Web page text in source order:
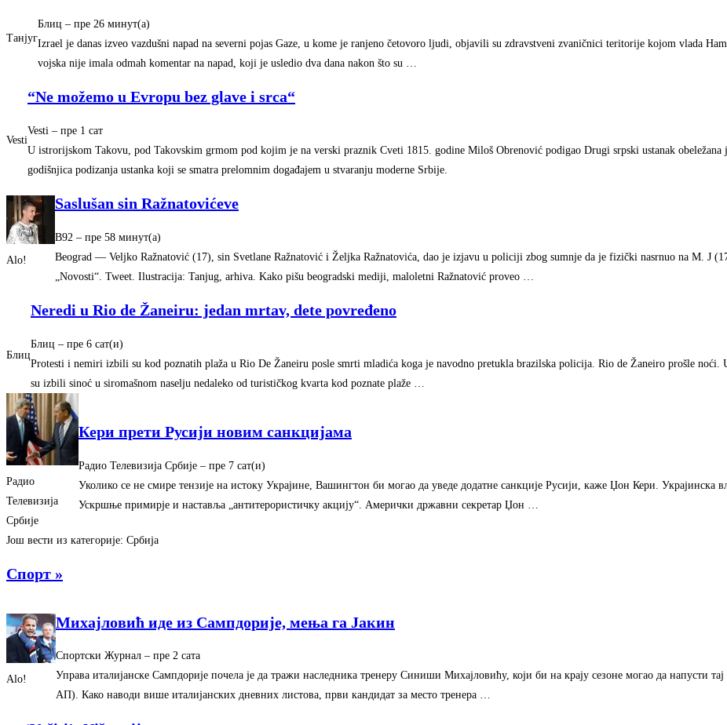
Танјуг
Блиц – ‎пре 26 минут(а)‎
Izrael je danas izveo vazdušni napad na severni pojas Gaze, u kome je ranjeno četovoro ljudi, objavili su zdravstveni zvaničnici teritorije kojom vlada
vojska nije imala odmah komentar na napad, koji je usledio dva dana nakon što su …
Vesti
“Ne možemo u Evropu bez glave i srca“
Vesti – ‎пре 1 сат‎
U istrorijskom Takovu, pod Takovskim grmom pod kojim je na verski praznik Cveti 1815. godine Miloš Obrenović podigao Drugi srpski ustanak obeležana
godišnjica podizanja ustanka koji se smatra prelomnim događajem u stvaranju moderne Srbije.
Alo!
Saslušan sin Ražnatovićeve
B92 – ‎пре 58 минут(а)‎
Beograd — Veljko Ražnatović (17), sin Svetlane Ražnatović i Željka Ražnatovića, dao je izjavu u policiji zbog sumnje da je fizički nasrnuo na M. J
„Novosti“. Tweet. Ilustracija: Tanjug, arhiva. Kako pišu beogradski mediji, maloletni Ražnatović proveo …
Блиц
Neredi u Rio de Žaneiru: jedan mrtav, dete povređeno
Блиц – ‎пре 6 сат(и)‎
Protesti i nemiri izbili su kod poznatih plaža u Rio De Žaneiru posle smrti mladića koga je navodno pretukla brazilska policija. Rio de Žaneiro prošle noći.
su izbili sinoć u siromašnom naselju nedaleko od turističkog kvarta kod poznate plaže …
Радио
Телевизија
Србије
Кери прети Русији новим санкцијама
Радио Телевизија Србије – ‎пре 7 сат(и)‎
Уколико се не смире тензије на истоку Украјине, Вашингтон би могао да уведе додатне санкције Русији, каже Џон Кери. Украјинска
Ускршње примирје и наставља „антитерористичку акцију“. Амерички државни секретар Џон …
Још вести из категорије: Србија
Спорт »
Alo!
Михајловић иде из Сампдорије, мења га Јакин
Спортски Журнал – ‎пре 2 сата‎
Управа италијанске Сампдорије почела је да тражи наследника тренеру Синиши Михајловићу, који би на крају сезоне могао да напусти
АП). Како наводи више италијанских дневних листова, први кандидат за место тренера …